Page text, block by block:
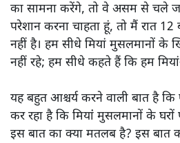
का सामना करेंगे, तो वे असम से चले
परेशान करना चाहता हूं, तो मैं रात 12
नहीं है। हम सीधे मियां मुसलमानों के
नहीं रहे; हम सीधे कहते हैं कि हम
यह बहुत आश्चर्य करने वाली बात है
कर रहा है कि मियांं मुसलमानों के
इस बात का क्या मतलब है? इस बात